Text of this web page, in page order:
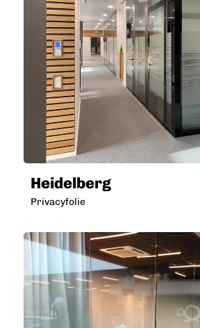
Heidelberg
Privacyfolie